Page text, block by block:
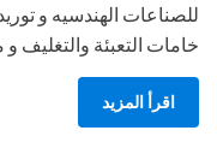
للصناعات الهندسيه و
خامات التعبئة والتغليف و
اقرأ المزيد